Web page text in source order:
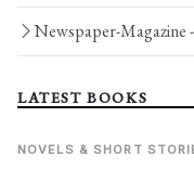
Newspaper-Magazine
LATEST BOOKS
NOVELS & SHORT